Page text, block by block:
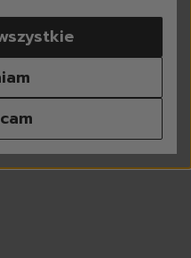
do białego
do koloru
do czarnego
do sportowych
tkaniny delikatne
kapsułki do prania
proszki do prania